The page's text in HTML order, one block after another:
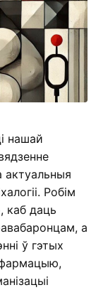
нашай
актуальныя
Робім
каб даць
а
ў гэтых